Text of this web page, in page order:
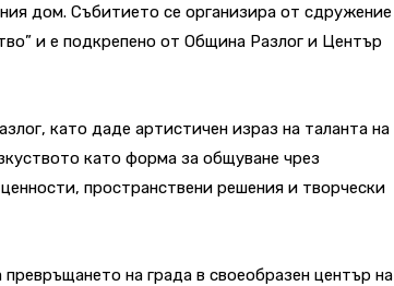
дом. Събитието се организира от сдружение
и е подкрепено от Община Разлог и Център
като даде артистичен израз на таланта на
като форма за общуване чрез
пространствени решения и творчески
на града в своеобразен център на